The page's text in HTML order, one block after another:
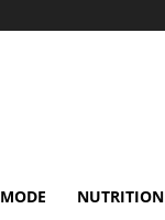
MODE NUTRITION